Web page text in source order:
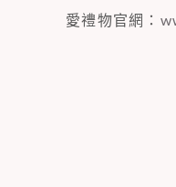
愛禮物官網：